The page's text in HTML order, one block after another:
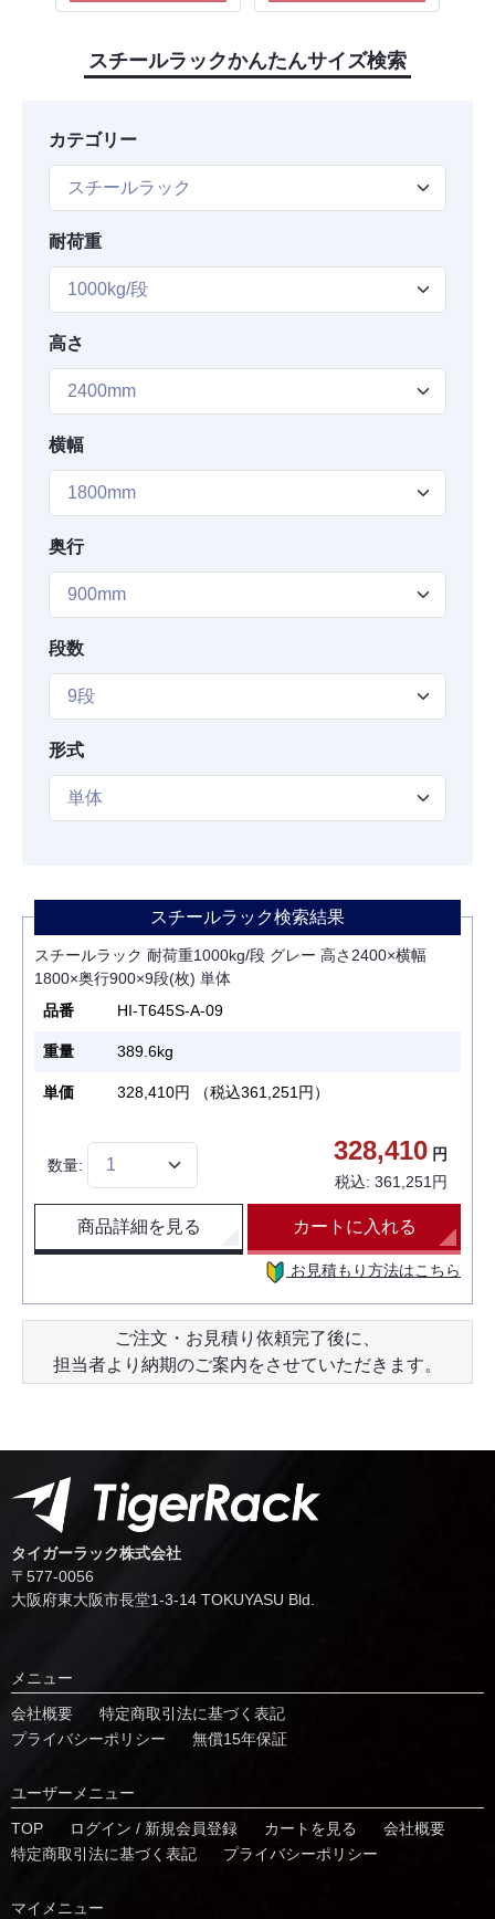
スチールラックかんたんサイズ検索
カテゴリー
耐荷重
高さ
横幅
奥行
段数
形式
スチールラック検索結果
スチールラック 耐荷重1000kg/段 グレー 高さ2400×横幅
1800×奥行900×9段(枚) 単体
品番
HI-T645S-A-09
重量 389.6kg
単価 328,410円 （税込361,251円）
数量: 328,410 円
税込: 361,251円
商品詳細を見る カートに入れる
お見積もり方法はこちら
ご注文・お見積り依頼完了後に、
担当者より納期のご案内をさせていただきます。
タイガーラック株式会社
〒577-0056
⼤阪府東⼤阪市⻑堂1-3-14 TOKUYASU Bld.
メニュー
会社概要
特定商取引法に基づく表記
プライバシーポリシー
無償15年保証
ユーザーメニュー
TOP
ログイン / 新規会員登録 カートを見る
会社概要
特定商取引法に基づく表記
プライバシーポリシー
マイメニュー